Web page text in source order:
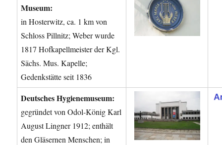
Museum:
in Hosterwitz, ca. 1 km von
Schloss Pillnitz; Weber wurde
1817 Hofkapellmeister der Kgl.
Sächs. Mus. Kapelle;
Gedenkstätte seit 1836
Deutsches Hygienemuseum:
gegründet von Odol-König Karl
August Lingner 1912; enthält
den Gläsernen Menschen; in